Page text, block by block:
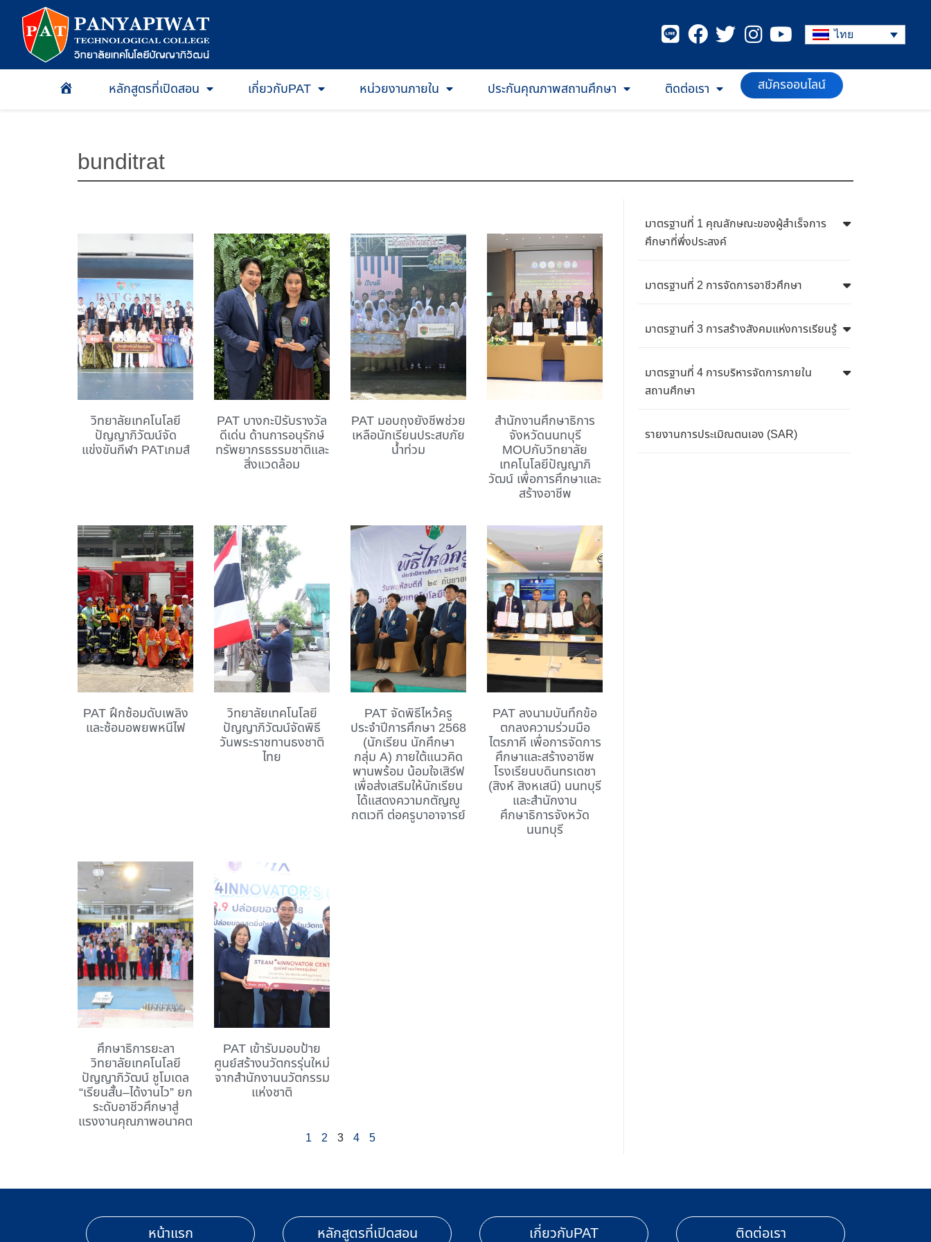
ไทย
หน้าเเรก
หลักสูตรที่เปิดสอน เกี่ยวกับPAT หน่วยงานภายใน ประกันคุณภาพสถานศึกษา ติดต่อเรา สมัครออนไลน์
bunditrat
วิทยาลัยเทคโนโลยี
ปัญญาภิวัฒน์จัด
แข่งขันกีฬา PATเกมส์
PAT บางกะปิรับรางวัล
ดีเด่น ด้านการอนุรักษ์
ทรัพยากรธรรมชาติและ
สิ่งแวดล้อม
PAT มอบถุงยังชีพช่วย
เหลือนักเรียนประสบภัย
น้ำท่วม
สำนักงานศึกษาธิการ
จังหวัดนนทบุรี
MOUกับวิทยาลัย
เทคโนโลยีปัญญาภิ
วัฒน์ เพื่อการศึกษาและ
สร้างอาชีพ
PAT ฝึกซ้อมดับเพลิง
และซ้อมอพยพหนีไฟ
วิทยาลัยเทคโนโลยี
ปัญญาภิวัฒน์จัดพิธี
วันพระราชทานธงชาติ
ไทย
PAT จัดพิธีไหว้ครู
ประจำปีการศึกษา 2568
(นักเรียน นักศึกษา
กลุ่ม A) ภายใต้แนวคิด
พานพร้อม น้อมใจเสิร์ฟ
เพื่อส่งเสริมให้นักเรียน
ได้แสดงความกตัญญู
กตเวที ต่อครูบาอาจารย์
PAT ลงนามบันทึกข้อ
ตกลงความร่วมมือ
ไตรภาคี เพื่อการจัดการ
ศึกษาและสร้างอาชีพ
โรงเรียนบดินทรเดชา
(สิงห์ สิงหเสนี) นนทบุรี
และสำนักงาน
ศึกษาธิการจังหวัด
นนทบุรี
ศึกษาธิการยะลา
วิทยาลัยเทคโนโลยี
ปัญญาภิวัฒน์ ชูโมเดล
“เรียนสั้น–ได้งานไว” ยก
ระดับอาชีวศึกษาสู่
แรงงานคุณภาพอนาคต
PAT เข้ารับมอบป้าย
ศูนย์สร้างนวัตกรรุ่นใหม่
จากสำนักงานนวัตกรรม
แห่งชาติ
1 2 3 4 5
มาตรฐานที่ 1 คุณลักษณะของผู้สำเร็จการ
ศึกษาที่พึ่งประสงค์
มาตรฐานที่ 2 การจัดการอาชีวศึกษา
มาตรฐานที่ 3 การสร้างสังคมแห่งการเรียนรู้
มาตรฐานที่ 4 การบริหารจัดการภายใน
สถานศึกษา
รายงานการประเมิณตนเอง (SAR)
หน้าแรก หลักสูตรที่เปิดสอน เกี่ยวกับPAT ติดต่อเรา